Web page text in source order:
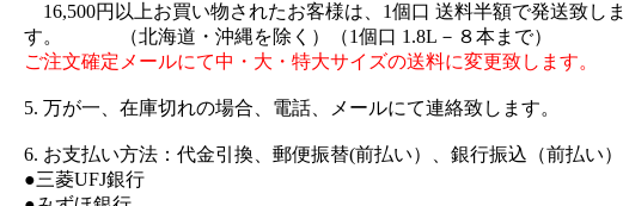
16,500円以上お買い物されたお客様は、1個口 送料半額で発送致しま
す。 （北海道・沖縄を除く）（1個口 1.8L－８本まで）
ご注文確定メールにて中・大・特大サイズの送料に変更致します。
5. 万が一、在庫切れの場合、電話、メールにて連絡致します。
6. お支払い方法：代金引換、郵便振替(前払い）、銀行振込（前払い）
●三菱UFJ銀行